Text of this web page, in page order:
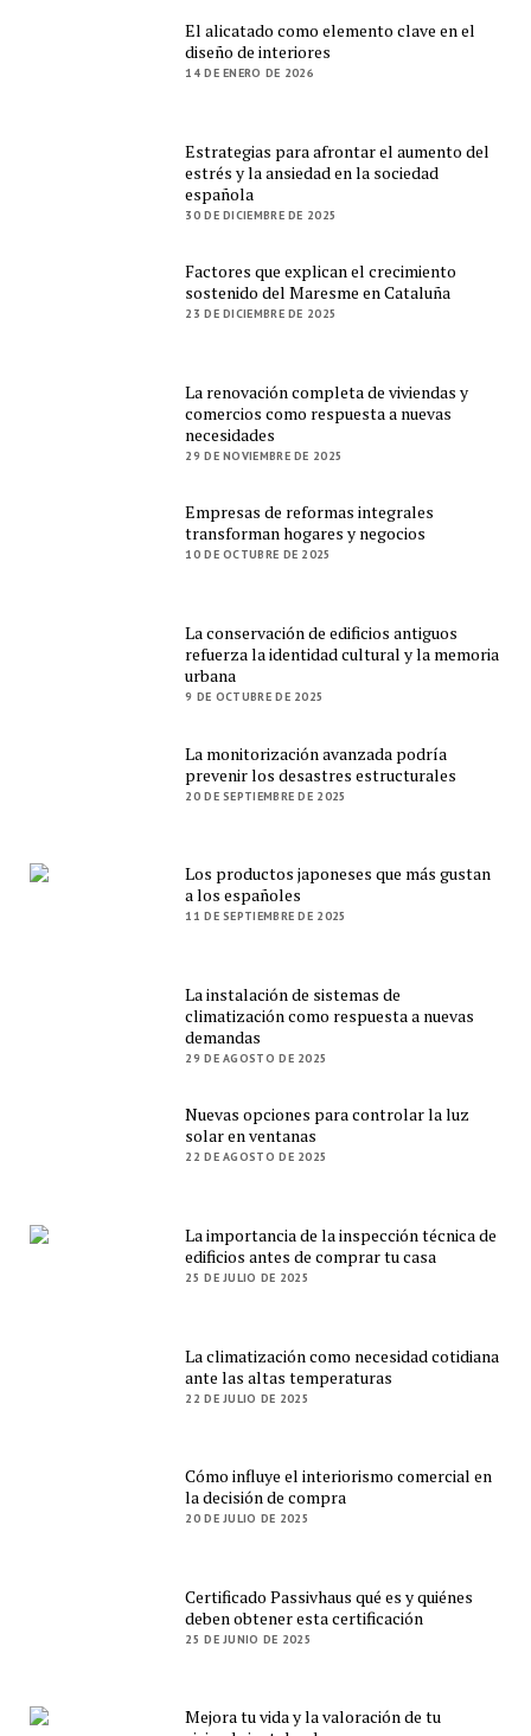
El alicatado como elemento clave en el
diseño de interiores
14 DE ENERO DE 2026
Estrategias para afrontar el aumento del
estrés y la ansiedad en la sociedad
española
30 DE DICIEMBRE DE 2025
Factores que explican el crecimiento
sostenido del Maresme en Cataluña
23 DE DICIEMBRE DE 2025
La renovación completa de viviendas y
comercios como respuesta a nuevas
necesidades
29 DE NOVIEMBRE DE 2025
Empresas de reformas integrales
transforman hogares y negocios
10 DE OCTUBRE DE 2025
La conservación de edificios antiguos
refuerza la identidad cultural y la memoria
urbana
9 DE OCTUBRE DE 2025
La monitorización avanzada podría
prevenir los desastres estructurales
20 DE SEPTIEMBRE DE 2025
Los productos japoneses que más gustan
a los españoles
11 DE SEPTIEMBRE DE 2025
La instalación de sistemas de
climatización como respuesta a nuevas
demandas
29 DE AGOSTO DE 2025
Nuevas opciones para controlar la luz
solar en ventanas
22 DE AGOSTO DE 2025
La importancia de la inspección técnica de
edificios antes de comprar tu casa
25 DE JULIO DE 2025
La climatización como necesidad cotidiana
ante las altas temperaturas
22 DE JULIO DE 2025
Cómo influye el interiorismo comercial en
la decisión de compra
20 DE JULIO DE 2025
Certificado Passivhaus qué es y quiénes
deben obtener esta certificación
25 DE JUNIO DE 2025
Mejora tu vida y la valoración de tu